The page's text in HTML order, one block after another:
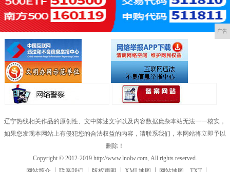
广告
辽宁热线相关作品的原创性、文中陈述文字以及内容数据庞杂本站无法一一核实，
如果您发现本网站上有侵犯您的合法权益的内容，请联系我们，本网站将立即予以
删除！
Copyright © 2012-2019 http://www.lnolw.com, All rights reserved.